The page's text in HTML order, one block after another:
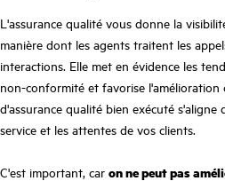
L'assurance qualité vous donne la
manière dont les agents traitent les
interactions. Elle met en évidence les
non-conformité et favorise
d'assurance qualité bien exécuté
service et les attentes de vos clients.
C'est important, car on ne peut pas